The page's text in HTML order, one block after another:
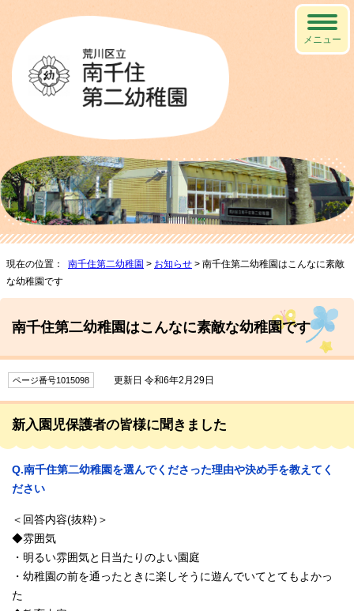
メニュー
現在の位置： 南千住第二幼稚園 > お知らせ > 南千住第二幼稚園はこんなに素敵
な幼稚園です
南千住第二幼稚園はこんなに素敵な幼稚園です
ページ番号1015098 更新日 令和6年2月29日
新入園児保護者の皆様に聞きました
Q.南千住第二幼稚園を選んでくださった理由や決め手を教えてく
ださい
＜回答内容(抜粋)＞
◆雰囲気
・明るい雰囲気と日当たりのよい園庭
・幼稚園の前を通ったときに楽しそうに遊んでいてとてもよかっ
た